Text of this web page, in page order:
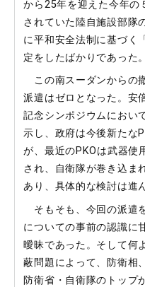
から25年を迎えた今年の
されていた陸自施設部隊
に平和安全法制に基づく
定をしたばかりであった。
この南スーダンからの
派遣はゼロとなった。安
記念シンポジウムにおい
示し、政府は今後新たな
が、最近のPKOは武器使
され、自衛隊が巻き込ま
あり、具体的な検討は進
そもそも、今回の派遣
についての事前の認識に
曖昧であった。そして何
蔽問題によって、防衛相
防衛省・自衛隊のトップ